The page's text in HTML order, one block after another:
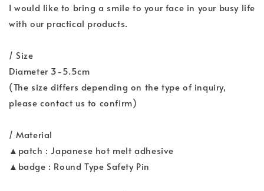
I would like to bring a smile to your face in your busy life
with our practical products.
/ Size
Diameter 3-5.5cm
(The size differs depending on the type of inquiry,
please contact us to confirm)
/ Material
▲patch : Japanese hot melt adhesive
▲badge : Round Type Safety Pin